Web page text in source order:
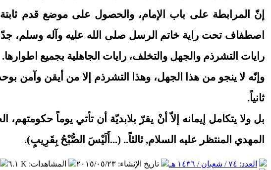
إنّ المرابطة على باب الإمام، والحصول على موضع قدم
اصطفاف تحت راية خاتم الرسل صلى الله عليه وآله وسلم، جدّ
رايات التشرذم والجهل والتخلف، رايات الجاهلية بجميع اطوارها.
وإنّه لا ينجو من هذا الجهل، وهذا التشرذم إلا من أيقن وآمن
ثانياً.
بل ولا يتكامل إيمانه إلاّ أنْ يقرّ بلابديّة أن تأتي يوماً
المهدي المنتظر عليه السلام, ثالثاً.. (...أَلَيْسَ الصُّبْحُ بِقَرِيبٍ).
العدد: ٧٤ / شعبان / ١٤٣٦ هـ تاريخ الإنشاء: ٢٠١٥/٠٥/٢٣ المشاهدات: ٦.١ K